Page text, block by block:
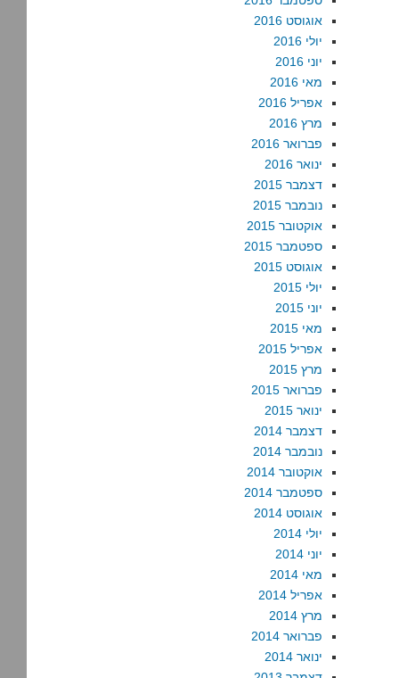
אוגוסט 2016
יולי 2016
יוני 2016
מאי 2016
אפריל 2016
מרץ 2016
פברואר 2016
ינואר 2016
דצמבר 2015
נובמבר 2015
אוקטובר 2015
ספטמבר 2015
אוגוסט 2015
יולי 2015
יוני 2015
מאי 2015
אפריל 2015
מרץ 2015
פברואר 2015
ינואר 2015
דצמבר 2014
נובמבר 2014
אוקטובר 2014
ספטמבר 2014
אוגוסט 2014
יולי 2014
יוני 2014
מאי 2014
אפריל 2014
מרץ 2014
פברואר 2014
ינואר 2014